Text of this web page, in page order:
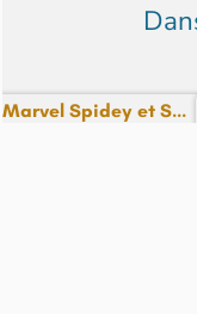
Marvel Spidey et S...